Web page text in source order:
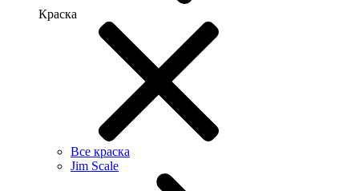
Краска
Все краска
Jim Scale